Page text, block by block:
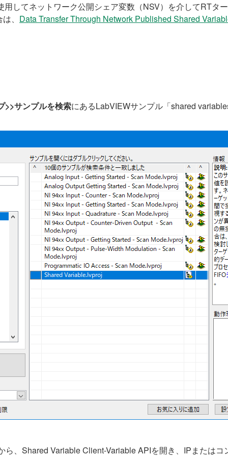
してネットワーク公開シェア変数（NSV）を介してRTタ
、 Data Transfer Through Network Published Shared
>>サンプルを検索にあるLabVIEWサンプル「shared
、Shared Variable Client-Variable APIを開き、IPまたは